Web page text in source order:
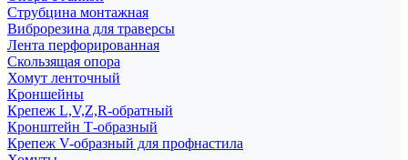
Струбцина монтажная
Виброрезина для траверсы
Лента перфорированная
Скользящая опора
Хомут ленточный
Кроншейны
Крепеж L,V,Z,R-обратный
Кронштейн Т-образный
Крепеж V-образный для профнастила